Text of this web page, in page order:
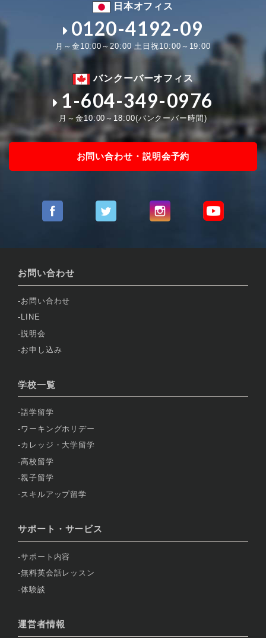
日本オフィス
0120-4192-09
月～金10:00～20:00 土日祝10:00～19:00
バンクーバーオフィス
1-604-349-0976
月～金10:00～18:00(バンクーバー時間)
お問い合わせ・説明会予約
お問い合わせ
お問い合わせ
LINE
説明会
お申し込み
学校一覧
語学留学
ワーキングホリデー
カレッジ・大学留学
高校留学
親子留学
スキルアップ留学
サポート・サービス
サポート内容
無料英会話レッスン
体験談
運営者情報